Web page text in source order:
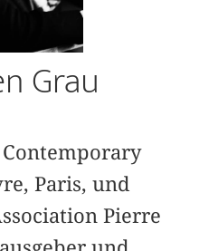
Grau
Paris, und
Pierre